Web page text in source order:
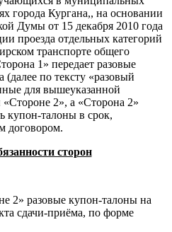
города Кургана,, на основании
Думы от 15 декабря 2010 года
проезда отдельных категорий
транспорте общего
1» передает разовые
(далее по тексту «разовый
для вышеуказанной
2», а «Сторона 2»
купон-талоны в срок,
договором.
сторон
2» разовые купон-талоны на
сдачи-приёма, по форме